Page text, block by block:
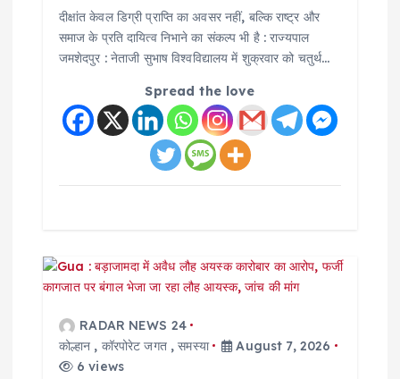
दीक्षांत केवल डिग्री प्राप्ति का अवसर नहीं, बल्कि राष्ट्र और
समाज के प्रति दायित्व निभाने का संकल्प भी है : राज्यपाल
जमशेदपुर : नेताजी सुभाष विश्वविद्यालय में शुक्रवार को चतुर्थ…
Spread the love
RADAR NEWS 24
कोल्हान , कॉरपोरेट जगत,समस्या
August 7, 2026
6 views